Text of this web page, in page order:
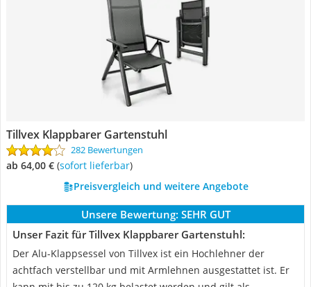
Tillvex Klappbarer Gartenstuhl
282 Bewertungen
ab 64,00 € ( Sofort lieferbar)
Preisvergleich und weitere Angebote
Unsere Bewertung: SEHR GUT
Unser Fazit für Tillvex Klappbarer Gartenstuhl:
Der Alu-Klappsessel von Tillvex ist ein Hochlehner der
achtfach verstellbar und mit Armlehnen ausgestattet ist. Er